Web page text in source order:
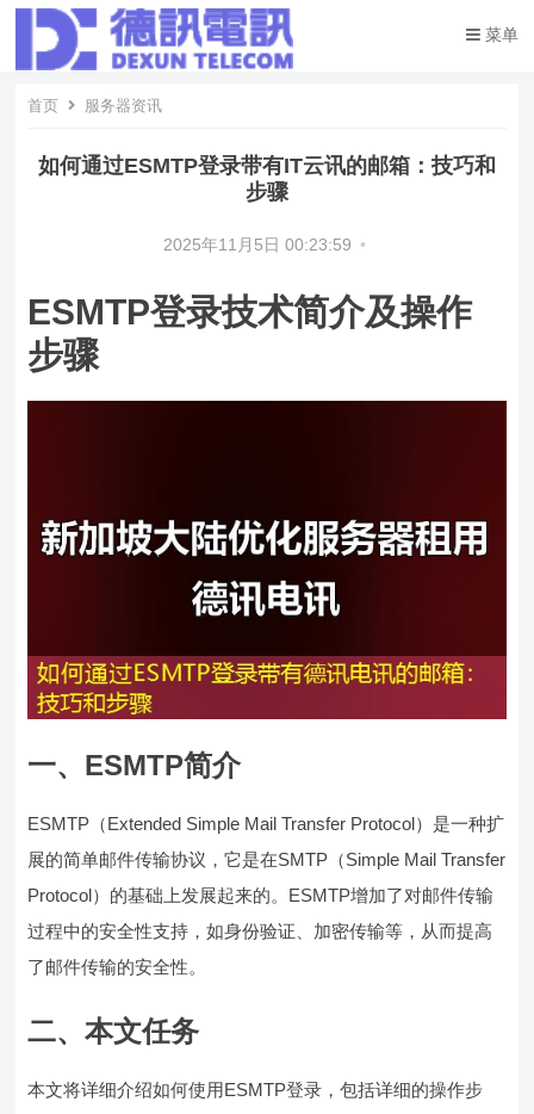
菜单
首页 服务器资讯
如何通过ESMTP登录带有IT云讯的邮箱：技巧和
步骤
2025年11月5日 00:23:59 •
ESMTP登录技术简介及操作
步骤
一、ESMTP简介
ESMTP（Extended Simple Mail Transfer Protocol）是一种扩
展的简单邮件传输协议，它是在SMTP（Simple Mail Transfer
Protocol）的基础上发展起来的。ESMTP增加了对邮件传输
过程中的安全性支持，如身份验证、加密传输等，从而提高
了邮件传输的安全性。
二、本文任务
本文将详细介绍如何使用ESMTP登录，包括详细的操作步